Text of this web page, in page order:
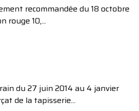
recommandée du 18 octobre
rouge 10,...
du 27 juin 2014 au 4 janvier
de la tapisserie...